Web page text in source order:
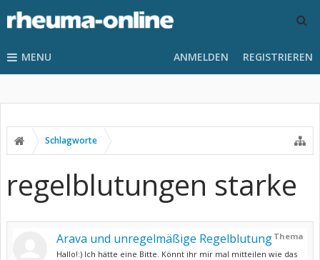
MENU ANMELDEN REGISTRIEREN
Schlagworte
regelblutungen starke
Thema
Arava und unregelmäßige Regelblutung
Hallo!:) Ich hätte eine Bitte. Könnt ihr mir mal mitteilen wie das